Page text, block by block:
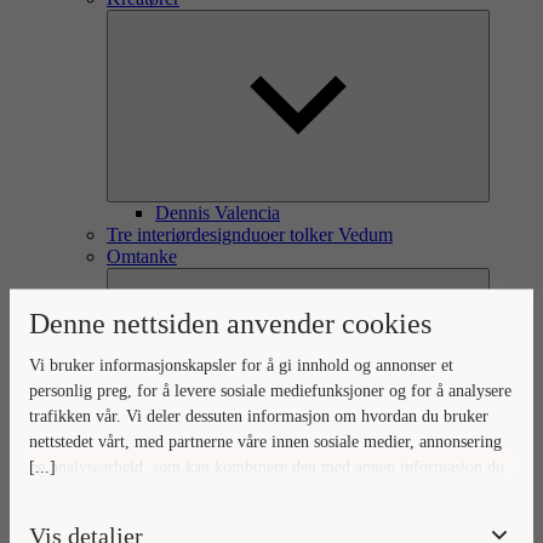
Denne nettsiden anvender cookies
[...]
Vi bruker informasjonskapsler for å gi innhold og annonser et
personlig preg, for å levere sosiale mediefunksjoner og for å analysere
trafikken vår. Vi deler dessuten informasjon om hvordan du bruker
nettstedet vårt, med partnerne våre innen sosiale medier, annonsering
og analysearbeid, som kan kombinere den med annen informasjon du
Vis detaljer
Dennis Valencia
Tre interiørdesignduoer tolker Vedum
Omtanke